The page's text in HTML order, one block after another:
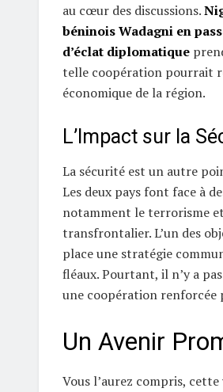
au cœur des discussions.
béninois Wadagni en
d’éclat diplomatique
telle coopération pourrait
économique de la région.
L’Impact sur la
La sécurité est un autre
Les deux pays font face à
notamment le terrorisme
transfrontalier. L’un des
place une stratégie
fléaux. Pourtant, il n’y a
une coopération
Un Avenir
Vous l’aurez compris,